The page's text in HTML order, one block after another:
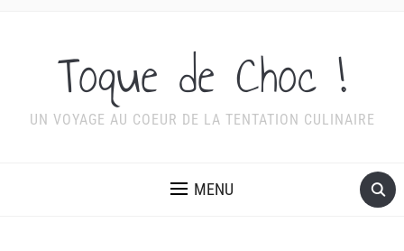
Toque de Choc !
UN VOYAGE AU COEUR DE LA TENTATION CULINAIRE
MENU